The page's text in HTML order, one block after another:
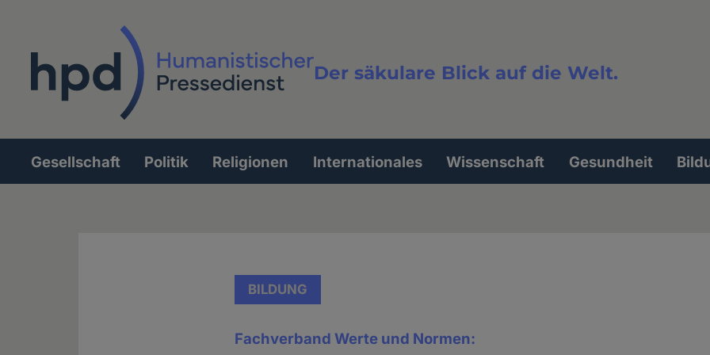
Der säkulare Blick auf die Welt.
Volltextsuche
Hauptnavigation
Gesellschaft Politik Religionen Internationales Wissenschaft Gesundheit
BILDUNG
Fachverband Werte und Normen: